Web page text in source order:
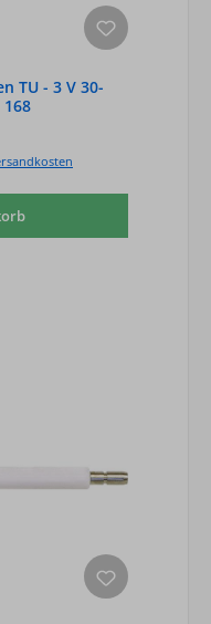
TU - 3 V 30-